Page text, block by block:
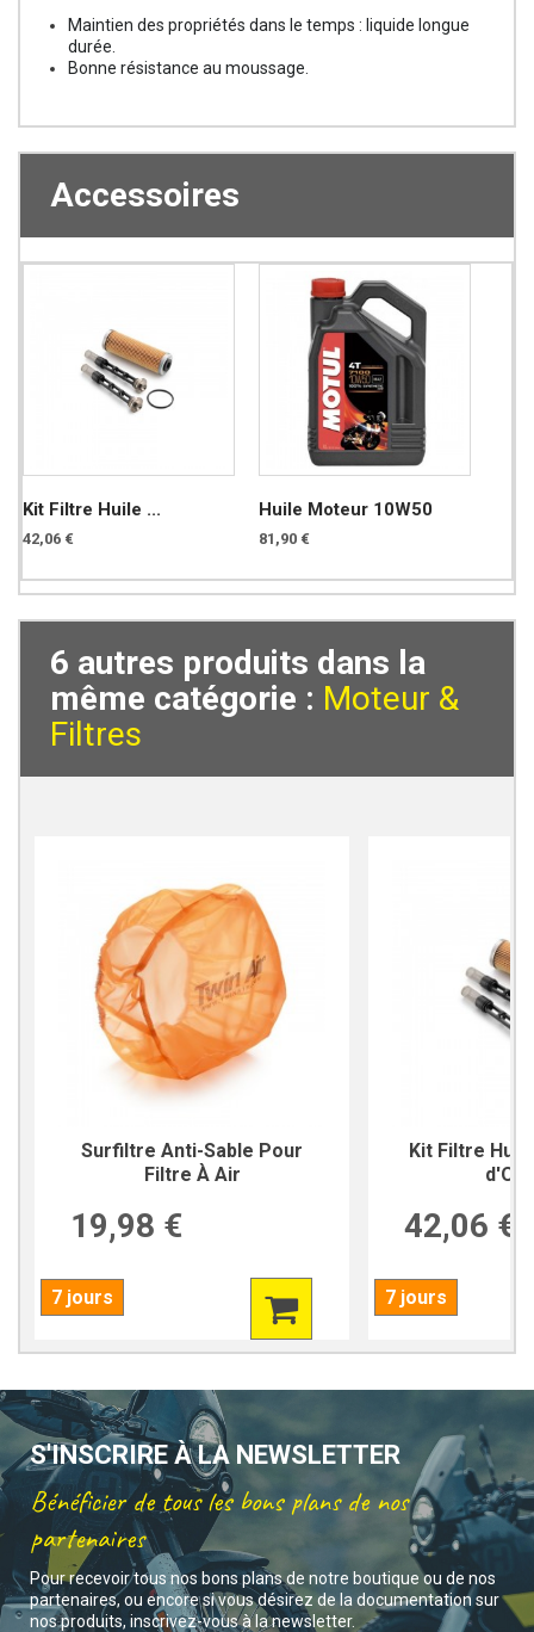
Maintien des propriétés dans le temps : liquide longue
durée.
Bonne résistance au moussage.
Accessoires
Kit Filtre Huile ...
42,06 €
Huile Moteur 10W50
81,90 €
6 autres produits dans la
même catégorie : Moteur &
Filtres
Surfiltre Anti-Sable Pour
Filtre À Air
19,98 €
7 jours
Kit Filtre
42,06 €
7 jours
S'INSCRIRE À LA NEWSLETTER
Bénéficier de tous les bons plans de nos
partenaires
Pour recevoir tous nos bons plans de notre boutique ou de nos
partenaires, ou encore si vous désirez de la documentation sur
nos produits, inscrivez-vous à la newsletter.